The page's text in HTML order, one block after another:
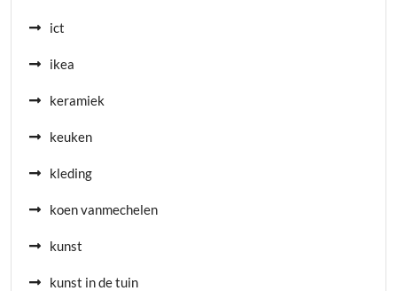
ict
ikea
keramiek
keuken
kleding
koen vanmechelen
kunst
kunst in de tuin